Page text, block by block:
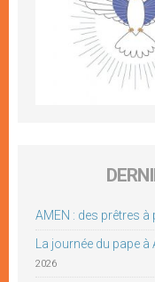
AMEN : des prêtres à
La journée du pape à
2026